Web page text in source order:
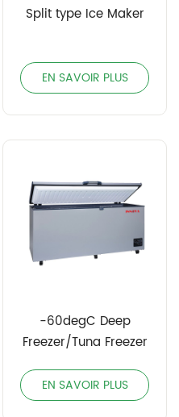
Split type Ice Maker
EN SAVOIR PLUS
-60degC Deep
Freezer/Tuna Freezer
EN SAVOIR PLUS